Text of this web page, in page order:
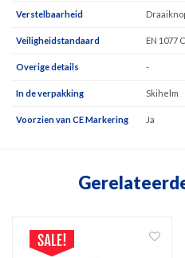
Verstelbaarheid
Veiligheidstandaard EN 1077
Overige details -
In de verpakking Skihelm
Voorzien van CE Markering Ja